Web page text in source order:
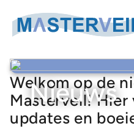
Zoek op
Search
for: Nieuws
Welkom op de
Masterveil! Hier
updates en